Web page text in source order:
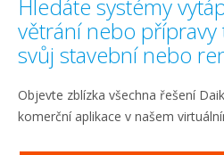
Hledáte systémy
větrání nebo
svůj stavební nebo
Objevte zblízka všechna řešení
komerční aplikace v našem